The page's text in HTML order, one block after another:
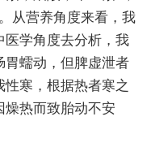
从营养角度来看，我
医学角度去分析，我
胃蠕动，但脾虚泄者
寒，根据热者寒之
燥热而致胎动不安